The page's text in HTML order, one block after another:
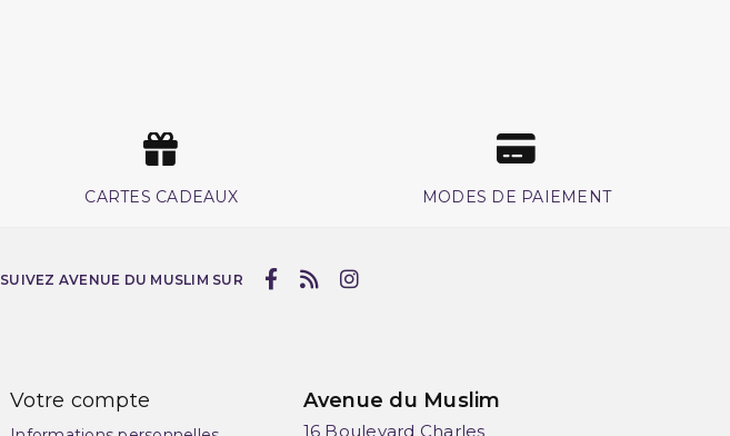
CARTES CADEAUX MODES DE PAIEMENT
SUIVEZ AVENUE DU MUSLIM SUR
Votre compte Avenue du Muslim
16 Boulevard Charles